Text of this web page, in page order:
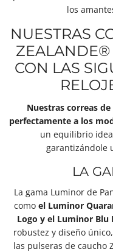
los
NUESTRAS
ZEALANDE®
CON LAS
Nuestras correas
perfectamente a los
un equilibrio
garantizándole
LA
La gama Luminor de
como el Luminor
Logo y el Luminor Blu
robustez y diseño
las pulseras de caucho